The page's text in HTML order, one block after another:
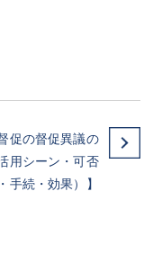
促の督促異議の
用シーン・可否
手続・効果）】